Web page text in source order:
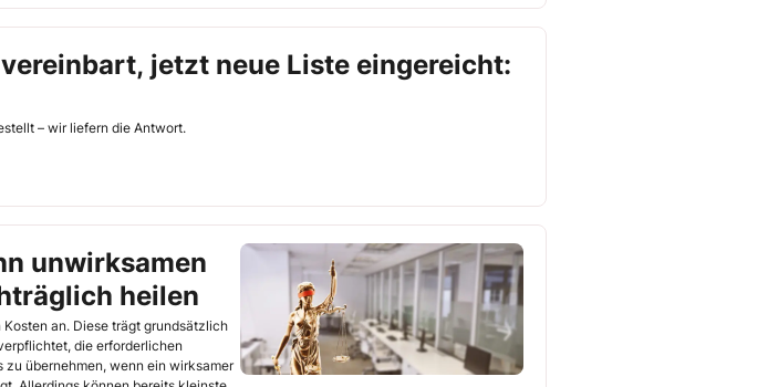
jetzt neue Liste eingereicht:
– wir liefern die Antwort.
unwirksamen
heilen
an. Diese trägt grundsätzlich
die erforderlichen
übernehmen, wenn ein wirksamer